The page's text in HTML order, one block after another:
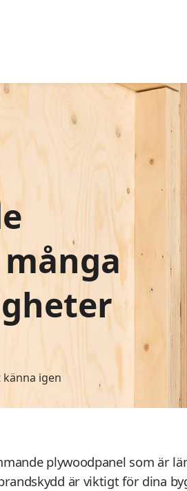
känna igen
plywoodpanel som är
är viktigt för dina